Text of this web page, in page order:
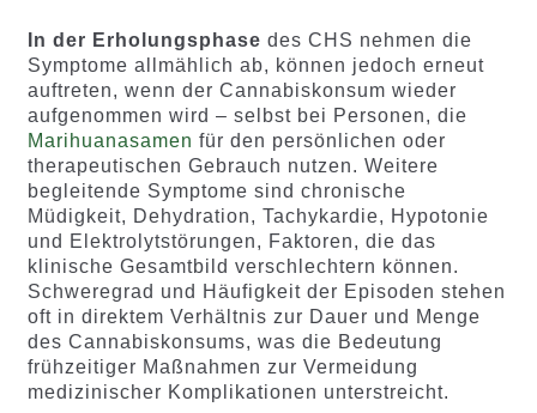
In der Erholungsphase des CHS nehmen die
Symptome allmählich ab, können jedoch erneut
auftreten, wenn der Cannabiskonsum wieder
aufgenommen wird – selbst bei Personen, die
Marihuanasamen für den persönlichen oder
therapeutischen Gebrauch nutzen. Weitere
begleitende Symptome sind chronische
Müdigkeit, Dehydration, Tachykardie, Hypotonie
und Elektrolytstörungen, Faktoren, die das
klinische Gesamtbild verschlechtern können.
Schweregrad und Häufigkeit der Episoden stehen
oft in direktem Verhältnis zur Dauer und Menge
des Cannabiskonsums, was die Bedeutung
frühzeitiger Maßnahmen zur Vermeidung
medizinischer Komplikationen unterstreicht.